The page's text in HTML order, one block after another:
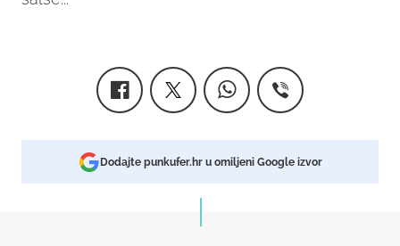
Dodajte punkufer.hr u omiljeni Google izvor